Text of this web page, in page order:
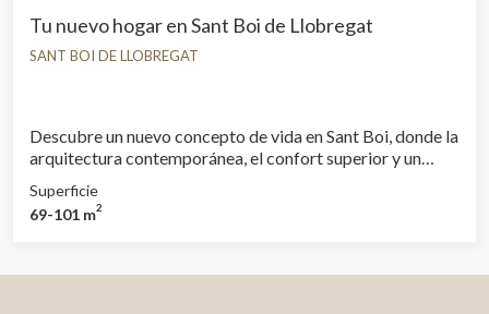
Tu nuevo hogar en Sant Boi de Llobregat
SANT BOI DE LLOBREGAT
Descubre un nuevo concepto de vida en Sant Boi, donde la
arquitectura contemporánea, el confort superior y un
experiencia residencial única. En cada vivienda, el diseño
se convierte en estilo de vida. Espacios luminosos,
Superficie
69-101 m2